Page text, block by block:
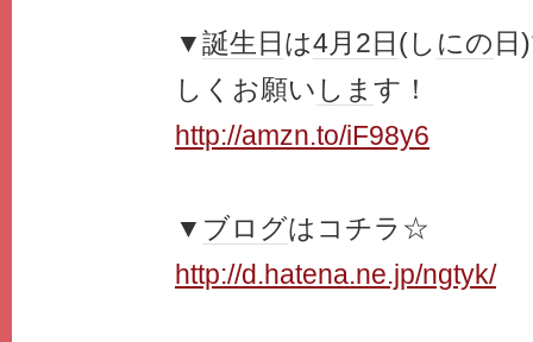
▼誕生日 は4月2日 (し にの
しくお願い しま す！
http://amzn.to/iF98y6
▼ ブログはコチラ☆
http://d.hatena.ne.jp/ngtyk/